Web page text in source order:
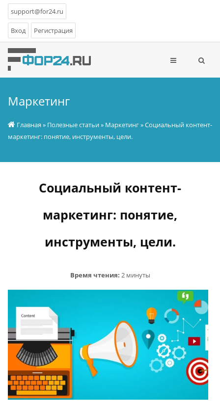
support@for24.ru
Вход Регистрация
Маркетинг
Главная » Полезные статьи» Маркетинг» Социальный контент-
маркетинг: понятие, инструменты, цели.
Социальный контент-
маркетинг: понятие,
инструменты, цели.
Время чтения: 2 минуты